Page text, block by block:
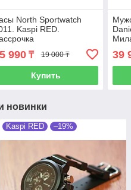
North Sportwatch
Kaspi RED.
990₸ 19 000 ₸
Купить
39
новинки
Kaspi RED –19%